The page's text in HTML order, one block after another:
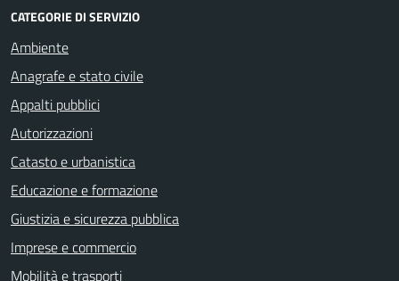
CATEGORIE DI SERVIZIO
Ambiente
Anagrafe e stato civile
Appalti pubblici
Autorizzazioni
Catasto e urbanistica
Educazione e formazione
Giustizia e sicurezza pubblica
Imprese e commercio
Mobilità e trasporti